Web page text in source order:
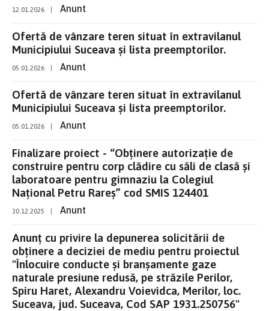
12.01.2026 Anunt
Ofertă de vânzare teren situat în extravilanul
Municipiului Suceava și lista preemptorilor.
05.01.2026 Anunt
Ofertă de vânzare teren situat în extravilanul
Municipiului Suceava și lista preemptorilor.
05.01.2026 Anunt
Finalizare proiect - “Obținere autorizație de
construire pentru corp clădire cu săli de clasă și
laboratoare pentru gimnaziu la Colegiul
Național Petru Rareș” cod SMIS 124401
30.12.2025 Anunt
Anunț cu privire la depunerea solicitării de
obținere a deciziei de mediu pentru proiectul
"Înlocuire conducte și branșamente gaze
naturale presiune redusă, pe străzile Perilor,
Spiru Haret, Alexandru Voievidca, Merilor, loc.
Suceava, jud. Suceava, Cod SAP 1931.250756"